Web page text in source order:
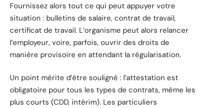
Fournissez alors tout ce qui peut appuyer votre
situation : bulletins de salaire, contrat de travail,
certificat de travail. L’organisme peut alors relancer
l’employeur, voire, parfois, ouvrir des droits de
manière provisoire en attendant la régularisation.
Un point mérite d’être souligné : l’attestation est
obligatoire pour tous les types de contrats, même les
plus courts (CDD, intérim). Les particuliers